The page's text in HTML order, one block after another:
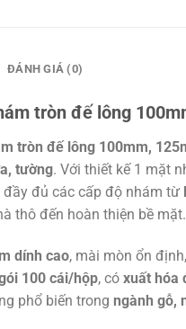
ĐÁNH GIÁ (0)
tròn đế lông
tròn đế lông 100mm,
tường. Với thiết kế 1 mặt
đầy đủ các cấp độ nhám từ
thô đến hoàn thiện bề mặt.
dính cao, mài mòn ổn
100 cái/hộp, có xuất hóa
phổ biến trong ngành gỗ,